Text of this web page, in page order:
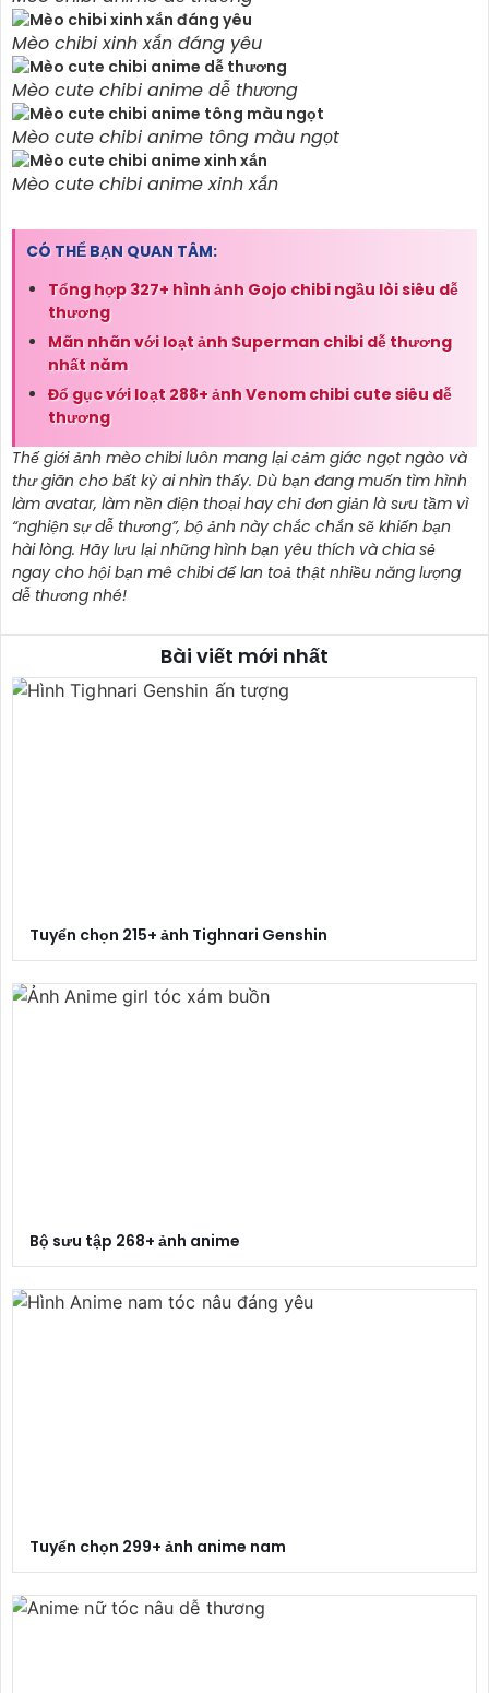
Mèo chibi xinh xắn đáng yêu
Mèo cute chibi anime dễ thương
Mèo cute chibi anime tông màu ngọt
Mèo cute chibi anime xinh xắn
CÓ THỂ BẠN QUAN TÂM:
Tổng hợp 327+ hình ảnh Gojo chibi ngầu lòi siêu dễ
thương
Mãn nhãn với loạt ảnh Superman chibi dễ thương
nhất năm
Đổ gục với loạt 288+ ảnh Venom chibi cute siêu dễ
thương
Thế giới ảnh mèo chibi luôn mang lại cảm giác ngọt ngào và
thư giãn cho bất kỳ ai nhìn thấy. Dù bạn đang muốn tìm hình
làm avatar, làm nền điện thoại hay chỉ đơn giản là sưu tầm vì
“nghiện sự dễ thương”, bộ ảnh này chắc chắn sẽ khiến bạn
hài lòng. Hãy lưu lại những hình bạn yêu thích và chia sẻ
ngay cho hội bạn mê chibi để lan toả thật nhiều năng lượng
dễ thương nhé!
Bài viết mới nhất
Tuyển chọn 215+ ảnh Tighnari Genshin
Bộ sưu tập 268+ ảnh anime
Tuyển chọn 299+ ảnh anime nam